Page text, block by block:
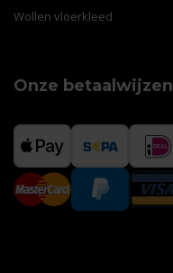
Wollen vloerkleed
Onze betaalwijzen